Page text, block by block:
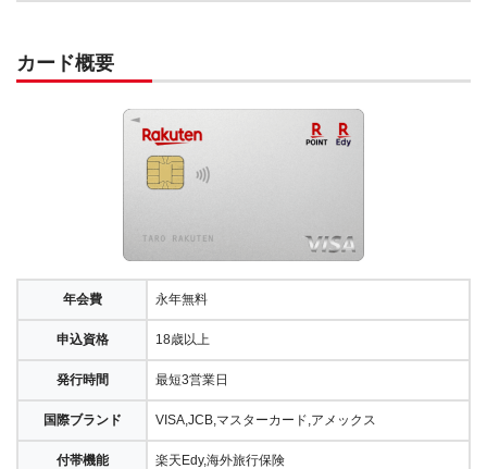
カード概要
年会費 永年無料
申込資格 18歳以上
発行時間 最短3営業日
国際ブランド VISA,JCB,マスターカード,アメックス
付帯機能 楽天Edy,海外旅行保険